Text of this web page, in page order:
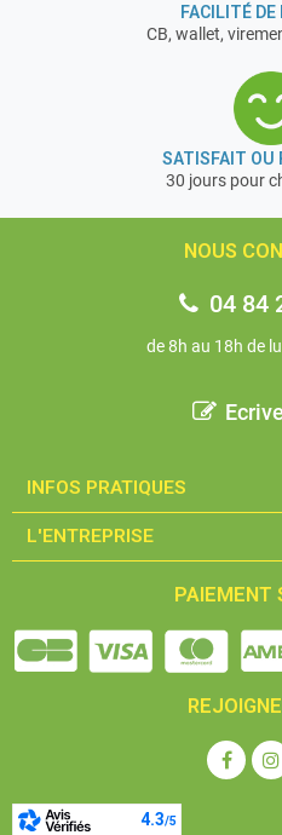
FACILITÉ
CB, wallet,
SATISFAIT OU
30 jours pour
NOUS
04 84
de 8h au 18h de
INFOS PRATIQUES​
L'ENTREPRISE​
PAIEMENT